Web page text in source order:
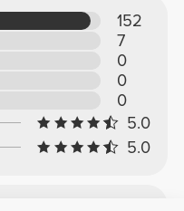
152
7
0
0
0
5.0
5.0